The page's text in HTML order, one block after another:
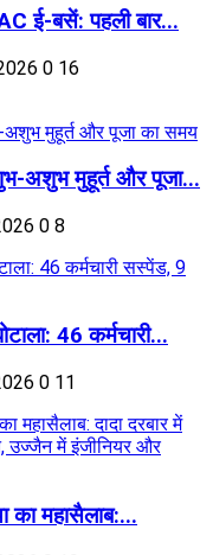
ई-बसें: पहली बार...
0 16
अशुभ मुहूर्त और पूजा...
0 8
46 कर्मचारी...
0 11
का महासैलाब:...